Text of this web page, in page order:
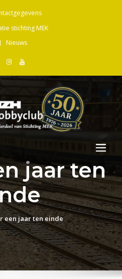
stichting MEK
Nieuws
jaar ten
een jaar ten einde